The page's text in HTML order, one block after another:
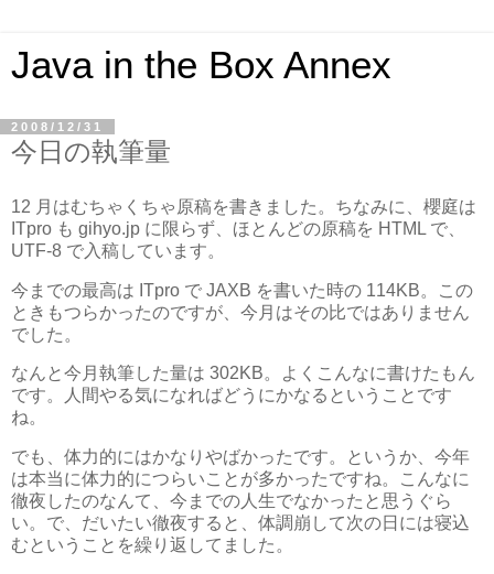
Java in the Box Annex
2008/12/31
今日の執筆量
12 月はむちゃくちゃ原稿を書きました。ちなみに、櫻庭は
ITpro も gihyo.jp に限らず、ほとんどの原稿を HTML で、
UTF-8 で入稿しています。
今までの最高は ITpro で JAXB を書いた時の 114KB。この
ときもつらかったのですが、今月はその比ではありません
でした。
なんと今月執筆した量は 302KB。よくこんなに書けたもん
です。人間やる気になればどうにかなるということです
ね。
でも、体力的にはかなりやばかったです。というか、今年
は本当に体力的につらいことが多かったですね。こんなに
徹夜したのなんて、今までの人生でなかったと思うぐら
い。で、だいたい徹夜すると、体調崩して次の日には寝込
むということを繰り返してました。